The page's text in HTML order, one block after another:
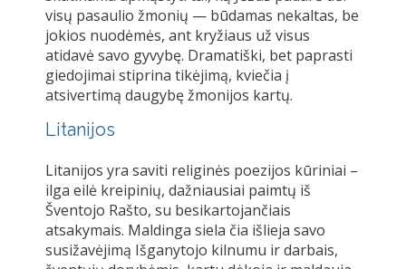
visų pasaulio žmonių — būdamas nekaltas, be
jokios nuodėmės, ant kryžiaus už visus
atidavė savo gyvybę. Dramatiški, bet paprasti
giedojimai stiprina tikėjimą, kviečia į
atsivertimą daugybę žmonijos kartų.
Litanijos
Litanijos yra saviti religinės poezijos kūriniai –
ilga eilė kreipinių, dažniausiai paimtų iš
Šventojo Rašto, su besikartojančiais
atsakymais. Maldinga siela čia išlieja savo
susižavėjimą Išganytojo kilnumu ir darbais,